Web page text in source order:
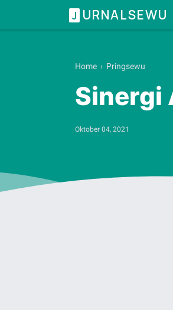
J URNALSEWU
Home › Pringsewu
Sinergi
Oktober 04, 2021